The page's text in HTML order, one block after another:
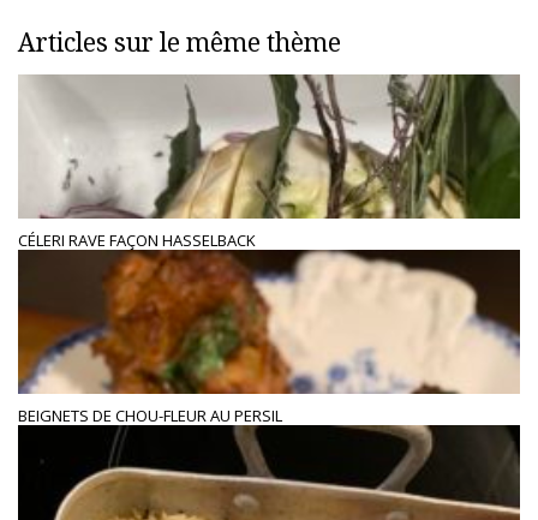
Articles sur le même thème
CÉLERI RAVE FAÇON HASSELBACK
BEIGNETS DE CHOU-FLEUR AU PERSIL